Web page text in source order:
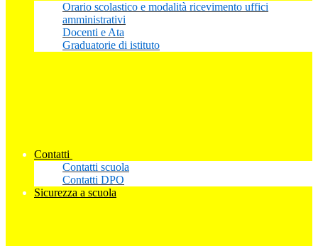
Orario scolastico e modalità ricevimento uffici
amministrativi
Docenti e Ata
Graduatorie di istituto
Contatti
Contatti scuola
Contatti DPO
Sicurezza a scuola